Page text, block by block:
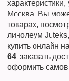
Москва. Вы
товарах,
линолеум
купить онлайн
64, заказать
оформить